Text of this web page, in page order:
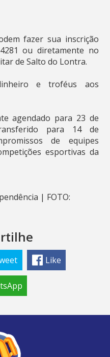
fazer sua inscrição
ou diretamente no
de Salto do Lontra.
e troféus aos
agendado para 23 de
para 14 de
de equipes
esportivas da
| FOTO:
Like